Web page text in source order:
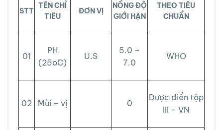
STT
TÊN CHỈ
TIÊU
ĐƠN VỊ
NỒNG ĐỘ
GIỚI HẠN
THEO TIÊU
CHUẨN
01
PH
(25oC)
U.S
5.0 –
7.0
WHO
02 Mùi – vị 0
Dược điển tập
III – VN